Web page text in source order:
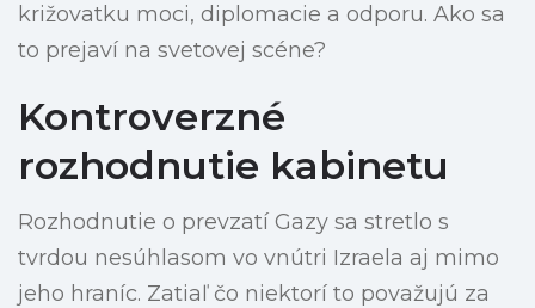
križovatku moci, diplomacie a odporu. Ako sa
to prejaví na svetovej scéne?
Kontroverzné
rozhodnutie kabinetu
Rozhodnutie o prevzatí Gazy sa stretlo s
tvrdou nesúhlasom vo vnútri Izraela aj mimo
jeho hraníc. Zatiaľ čo niektorí to považujú za